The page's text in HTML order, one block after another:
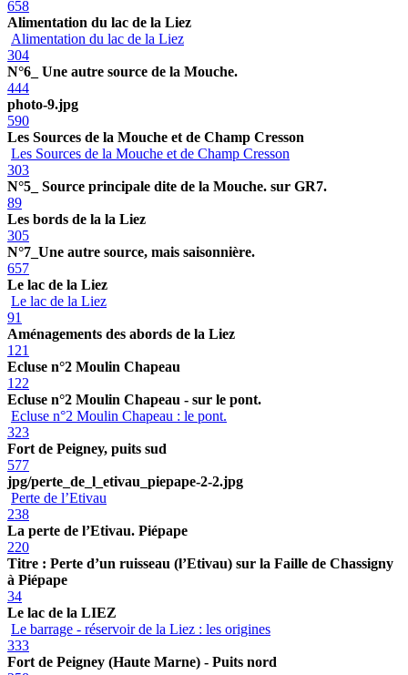
658
Alimentation du lac de la Liez
Alimentation du lac de la Liez
304
N°6_ Une autre source de la Mouche.
444
photo-9.jpg
590
Les Sources de la Mouche et de Champ Cresson
Les Sources de la Mouche et de Champ Cresson
303
N°5_ Source principale dite de la Mouche. sur GR7.
89
Les bords de la la Liez
305
N°7_Une autre source, mais saisonnière.
657
Le lac de la Liez
Le lac de la Liez
91
Aménagements des abords de la Liez
121
Ecluse n°2 Moulin Chapeau
122
Ecluse n°2 Moulin Chapeau - sur le pont.
Ecluse n°2 Moulin Chapeau : le pont.
323
Fort de Peigney, puits sud
577
jpg/perte_de_l_etivau_piepape-2-2.jpg
Perte de l’Etivau
238
La perte de l’Etivau. Piépape
220
Titre : Perte d’un ruisseau (l’Etivau) sur la Faille de Chassigny
à Piépape
34
Le lac de la LIEZ
Le barrage - réservoir de la Liez : les origines
333
Fort de Peigney (Haute Marne) - Puits nord